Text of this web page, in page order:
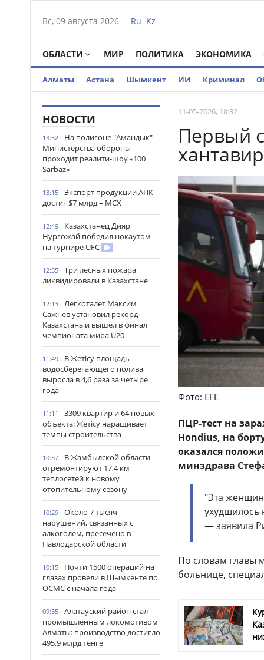
Вс, 09 августа 2026 Ru Kz
ОБЛАСТИ МИР ПОЛИТИКА ЭКОНОМИКА
Алматы Астана Шымкент ИИ Криминал
НОВОСТИ
13:52
На полигоне "Амандык"
Министерства обороны
проходит реалити-шоу «100
Sarbaz»
13:15
Экспорт продукции АПК
достиг $7 млрд – МСХ
12:49
Казахстанец Дияр
Нургожай победил нокаутом
на турнире UFC
12:35
Три лесных пожара
ликвидировали в Казахстане
12:13
Легкоталет Максим
Сажнев установил рекорд
Казахстана и вышел в финал
чемпионата мира U20
11:49
В Жетісу площадь
водосберегающего полива
выросла в 4,6 раза за четыре
года
11:11
3309 квартир и 64 новых
объекта: Жетісу наращивает
темпы строительства
10:57
В Жамбылской области
отремонтируют 17,4 км
теплосетей к новому
отопительному сезону
10:29
Около 7 тысяч
нарушений, связанных с
алкоголем, пресечено в
Павлодарской области
10:15
Почти 1500 операций на
глазах провели в Шымкенте по
ОСМС с начала года
09:55
Алатауский район стал
промышленным локомотивом
Алматы: производство достигло
495,9 млрд тенге
11-05-2026, 18:32
Первый
Фото: EFE
ПЦР-тест на
Hondius, на
оказался
минздрава
"Эта
ухудшилось
— заявила
По словам главы
больнице,